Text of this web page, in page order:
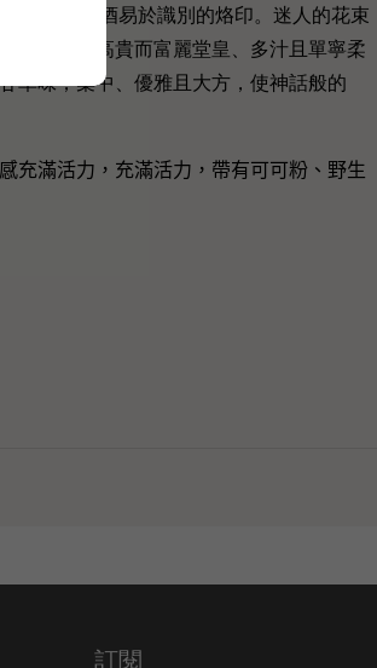
岸旗艦紅酒易於識別的烙印。迷人的花束
味。酒體高貴而富麗堂皇、多汁且單寧柔
草味；集中、優雅且大方，使神話般的
充滿活力，充滿活力，帶有可可粉、野生
訂閱